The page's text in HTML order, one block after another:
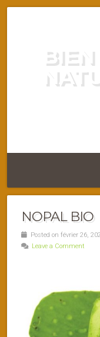
NOPAL BIO
Posted on février 26,
Leave a Comment